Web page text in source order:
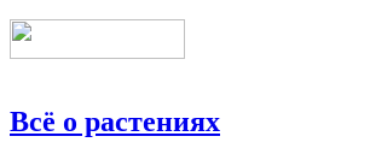
Всё о растениях